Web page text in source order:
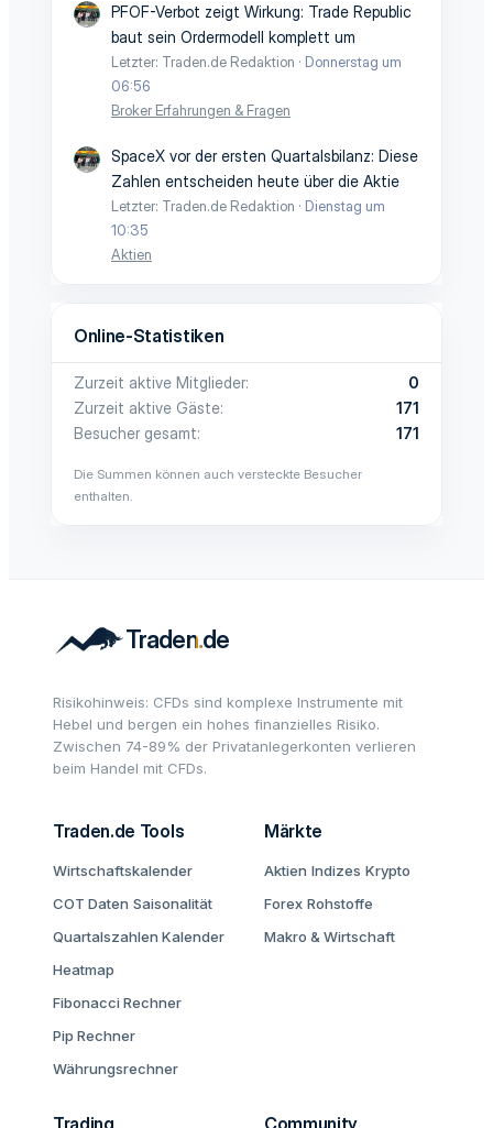
PFOF-Verbot zeigt Wirkung: Trade Republic
baut sein Ordermodell komplett um
Letzter: Traden.de Redaktion
Donnerstag um
06:56
Broker Erfahrungen & Fragen
SpaceX vor der ersten Quartalsbilanz: Diese
Zahlen entscheiden heute über die Aktie
Letzter: Traden.de Redaktion
Dienstag um
10:35
Aktien
Online-Statistiken
Zurzeit aktive Mitglieder
0
Zurzeit aktive Gäste
171
Besucher gesamt
171
Die Summen können auch versteckte Besucher
enthalten.
Risikohinweis: CFDs sind komplexe Instrumente mit
Hebel und bergen ein hohes finanzielles Risiko.
Zwischen 74-89% der Privatanlegerkonten verlieren
beim Handel mit CFDs.
Traden.de Tools
Wirtschaftskalender
COT Daten Saisonalität
Quartalszahlen Kalender
Heatmap
Fibonacci Rechner
Pip Rechner
Währungsrechner
Märkte
Aktien Indizes Krypto
Forex Rohstoffe
Makro & Wirtschaft
Trading Community